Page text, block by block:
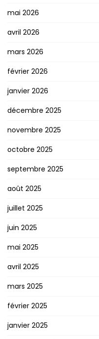
mai 2026
avril 2026
mars 2026
février 2026
janvier 2026
décembre 2025
novembre 2025
octobre 2025
septembre 2025
août 2025
juillet 2025
juin 2025
mai 2025
avril 2025
mars 2025
février 2025
janvier 2025